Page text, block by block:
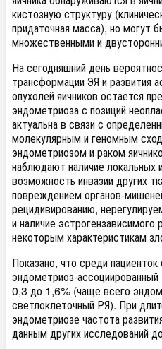
кистозную структуру
придаточная масса), но могут
множественными и
На сегодняшний день
трансформации ЭЯ и развития
опухолей яичников остается
эндометриоза с позиций
актуальна в связи с
молекулярным и геномным
эндометриозом и раком
наблюдают наличие локальных
возможность инвазии других
повреждением органов-
рецидивированию,
и наличие
некоторым характеристикам
Показано, что среди
эндометриоз-
0,3 до 1,6% (чаще всего
светлоклеточный РЯ). При
эндометриозе частота
данным других исследований